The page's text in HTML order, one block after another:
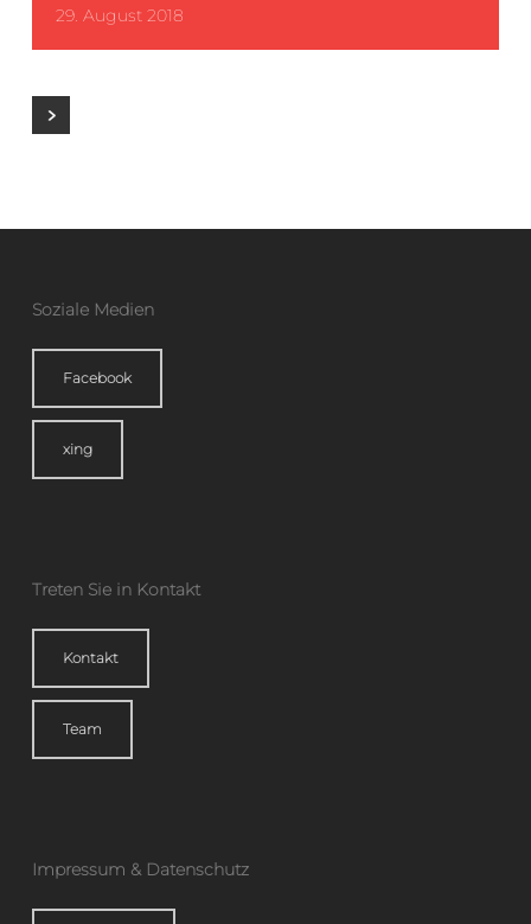
29. August 2018
Soziale Medien
Facebook
xing
Treten Sie in Kontakt
Kontakt
Team
Impressum & Datenschutz